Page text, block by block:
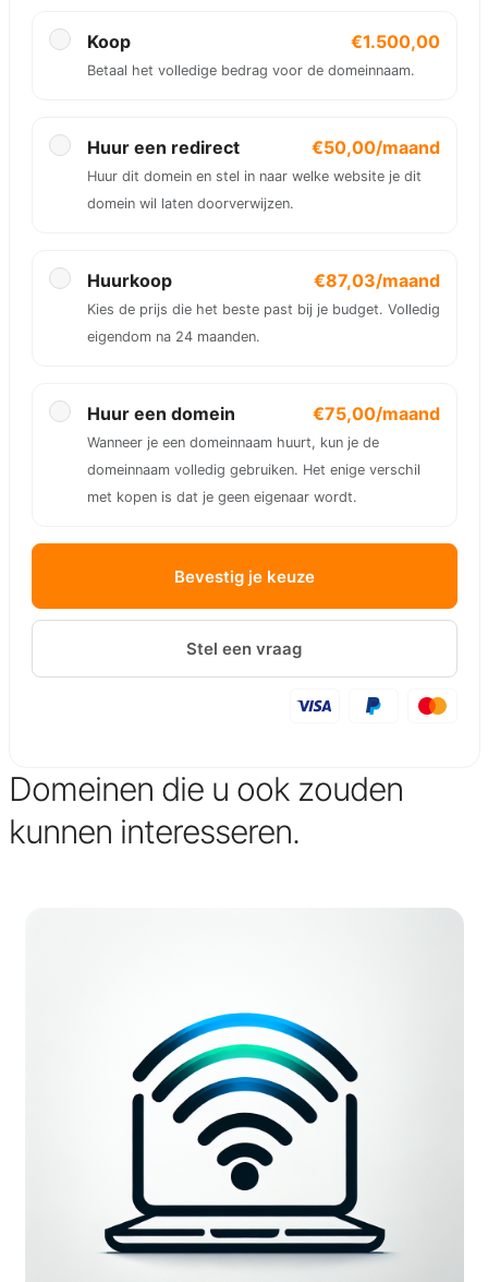
Koop €1.500,00
Betaal het volledige bedrag voor de domeinnaam.
Huur een redirect €50,00/maand
Huur dit domein en stel in naar welke website je dit
domein wil laten doorverwijzen.
Huurkoop €87,03/maand
Kies de prijs die het beste past bij je budget. Volledig
eigendom na 24 maanden.
Huur een domein €75,00/maand
Wanneer je een domeinnaam huurt, kun je de
domeinnaam volledig gebruiken. Het enige verschil
met kopen is dat je geen eigenaar wordt.
Bevestig je keuze
Stel een vraag
Domeinen die u ook zouden
kunnen interesseren.